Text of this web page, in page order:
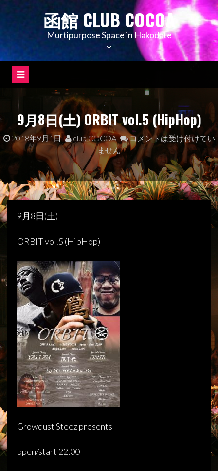
ツ
プ
函館 CLUB COCOA
Murtipurpose Space in Hakodate
9月8日(土) ORBIT vol.5 (HipHop)
2018年9月1日 club COCOA
コメントは受け付けてい
ません
9月8日(土)
ORBIT vol.5 (HipHop)
Growdust Steez presents
open/start 22:00